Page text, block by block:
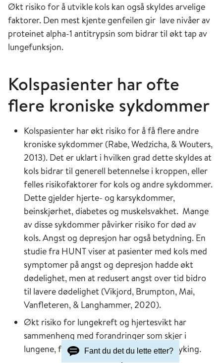
Økt risiko for å utvikle kols kan også skyldes arvelige
faktorer. Den mest kjente genfeilen gir lave nivåer av
proteinet alpha-1 antitrypsin som bidrar til økt tap av
lungefunksjon.
Kolspasienter har ofte
flere kroniske sykdommer
Kolspasienter har økt risiko for å få flere andre
kroniske sykdommer (Rabe, Wedzicha, & Wouters,
2013). Det er uklart i hvilken grad dette skyldes at
kols bidrar til generell betennelse i kroppen, eller
felles risikofaktorer for kols og andre sykdommer.
Dette gjelder hjerte- og karsykdommer,
beinskjørhet, diabetes og muskelsvakhet. Mange
av disse sykdommer påvirker risiko for død av
kols. Angst og depresjon har også betydning. En
studie fra HUNT viser at pasienter med kols med
symptomer på angst og depresjon hadde økt
dødelighet, men at redusert angst over tid bidro
til lavere dødelighet (Vikjord, Brumpton, Mai,
Vanfleteren, & Langhammer, 2020).
Økt risiko for lungekreft og hjertesvikt har
sammenheng med forandringer som skjer i
lungene, felles risikofaktor for disse er røyking.
Fant du det du lette etter?